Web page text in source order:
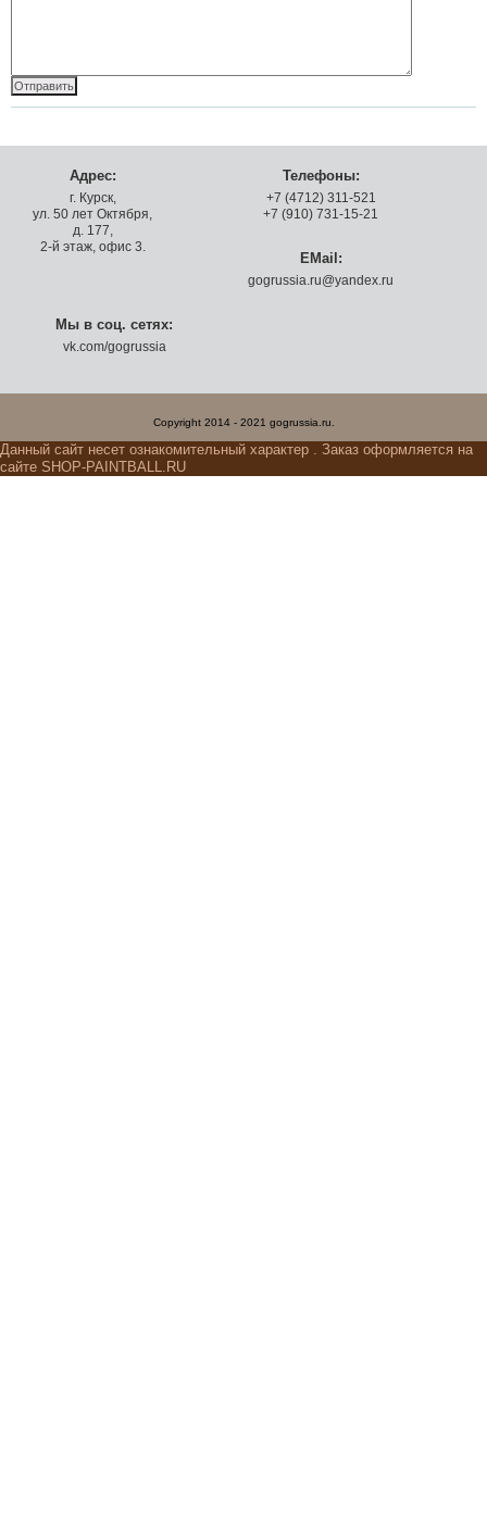
Адрес:
г. Курск,
ул. 50 лет Октября,
д. 177,
2-й этаж, офис 3.
Телефоны:
+7 (4712) 311-521
+7 (910) 731-15-21
EMail:
gogrussia.ru@yandex.ru
Мы в соц. сетях:
vk.com/gogrussia
Copyright 2014 - 2021 gogrussia.ru.
Данный сайт несет ознакомительный характер . Заказ оформляется на
сайте SHOP-PAINTBALL.RU